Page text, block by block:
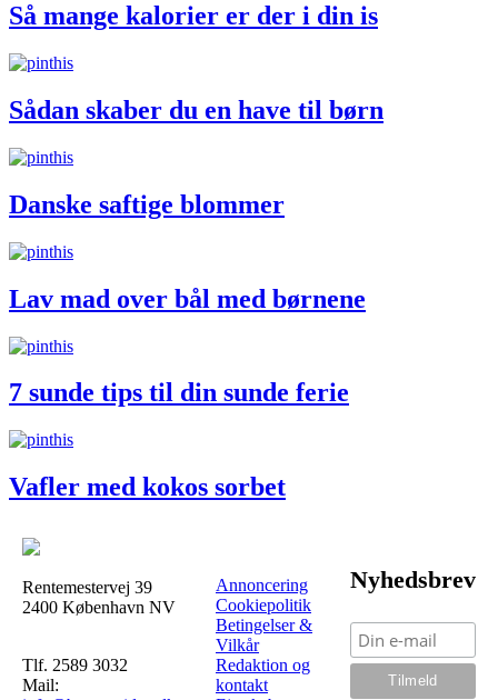
Så mange kalorier er der i din is
Sådan skaber du en have til børn
Danske saftige blommer
Lav mad over bål med børnene
7 sunde tips til din sunde ferie
Vafler med kokos sorbet
Rentemestervej 39
2400 København NV
Tlf. 2589 3032
Mail:
Annoncering
Cookiepolitik
Betingelser &
Vilkår
Redaktion og
kontakt
Nyhedsbrev